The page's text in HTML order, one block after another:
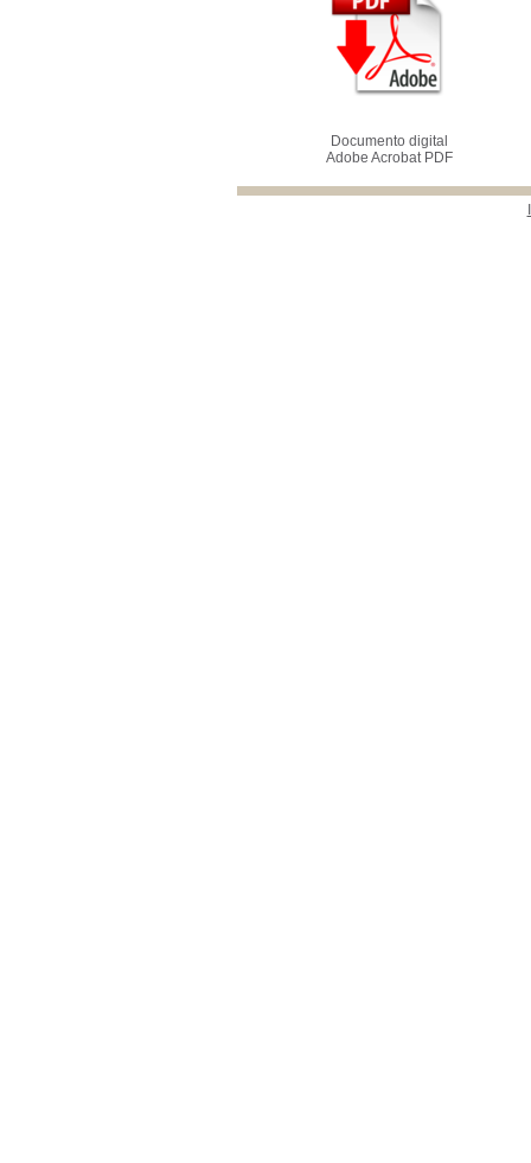
Documento digital
Adobe Acrobat PDF